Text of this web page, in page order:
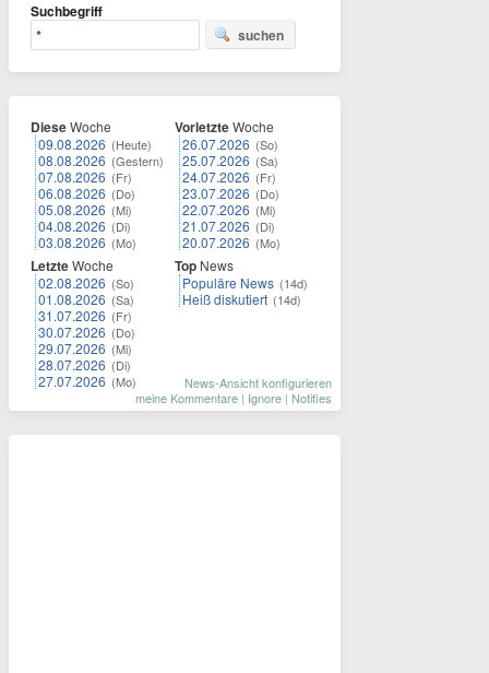
Suchbegriff
suchen
DieseWoche
09.08.2026 (Heute)
08.08.2026 (Gestern)
07.08.2026 (Fr)
06.08.2026 (Do)
05.08.2026 (Mi)
04.08.2026 (Di)
03.08.2026 (Mo)
LetzteWoche
02.08.2026 (So)
01.08.2026 (Sa)
31.07.2026 (Fr)
30.07.2026 (Do)
29.07.2026 (Mi)
28.07.2026 (Di)
27.07.2026 (Mo)
VorletzteWoche
26.07.2026 (So)
25.07.2026 (Sa)
24.07.2026 (Fr)
23.07.2026 (Do)
22.07.2026 (Mi)
21.07.2026 (Di)
20.07.2026 (Mo)
Top News
Populäre News (14d)
Heiß diskutiert (14d)
News-Ansicht konfigurieren
meine Kommentare | Ignore | Notifies